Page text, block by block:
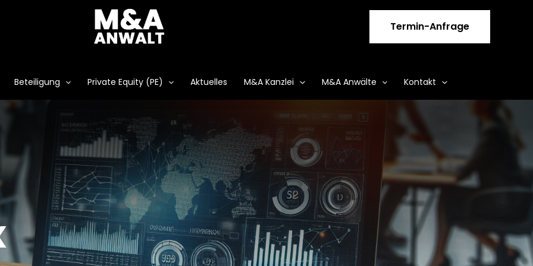
Termin-Anfrage
Beteiligung Private Equity (PE) Aktuelles M&A Kanzlei M&A Anwälte Kontakt